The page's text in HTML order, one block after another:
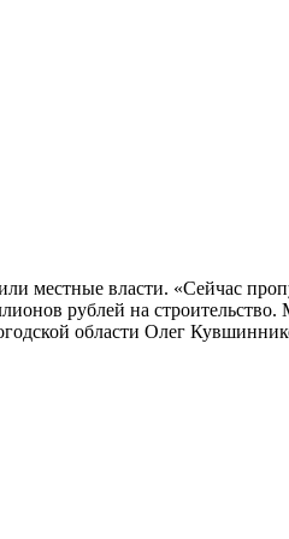
местные власти. «Сейчас
рублей на
области Олег